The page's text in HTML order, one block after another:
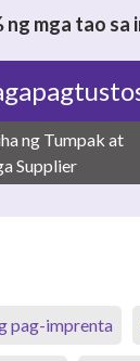
ng mga tao
ng Tumpak at
Supplier
pag-imprenta